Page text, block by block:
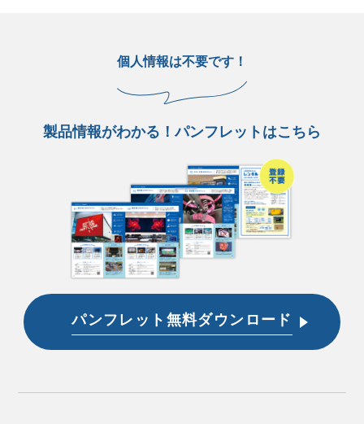
個人情報は不要です！
製品情報がわかる！パンフレットはこちら
パンフレット無料ダウンロード